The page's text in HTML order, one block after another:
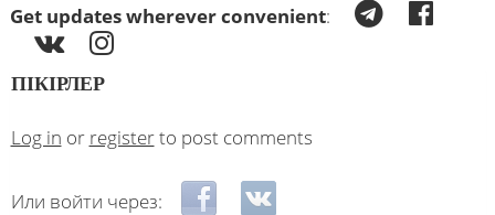
Get updates wherever convenient:
ПІКІРЛЕР
Log in or registerto post comments
Или войти через: Login with Facebook
Login with VKontakte